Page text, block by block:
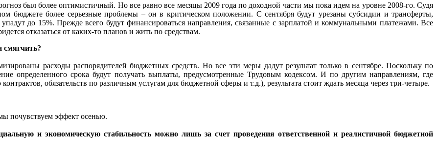
был более оптимистичный. Но все равно все месяцы 2009 года по доходной части мы пока идем на уровне 2008-го. Судя
бюджете более серьезные проблемы – он в критическом положении. С сентября будут урезаны субсидии и трансферты,
до 15%. Прежде всего будут финансироваться направления, связанные с зарплатой и коммунальными платежами. Все
отказаться от каких-то планов и жить по средствам.
смягчить?
расходы распорядителей бюджетных средств. Но все эти меры дадут результат только в сентябре. Поскольку по
определенного срока будут получать выплаты, предусмотренные Трудовым кодексом. И по другим направлениям, где
обязательств по различным услугам для бюджетной сферы и т.д.), результата стоит ждать месяца через три-четыре.
почувствуем эффект осенью.
и экономическую стабильность можно лишь за счет проведения ответственной и реалистичной бюджетной